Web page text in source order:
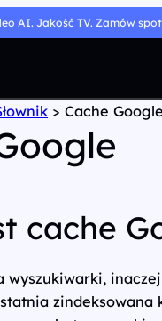
AI. Jakość TV. Zamów spot
> Cache Google
cache
wyszukiwarki,
zindeksowana